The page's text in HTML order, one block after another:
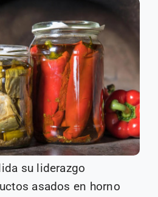
su liderazgo
asados en horno